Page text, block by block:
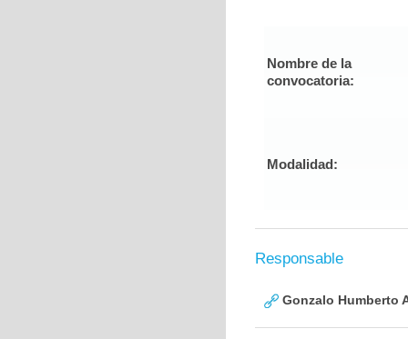
Nombre de la
convocatoria:
Modalidad:
Responsable
Gonzalo Humberto